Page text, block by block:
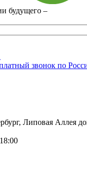
будущего –
звонок по
Липовая Аллея